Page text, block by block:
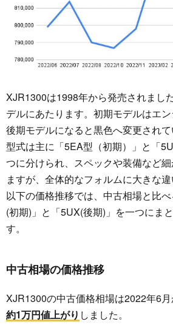
XJR1300は1998年から発売されまし
デルにあたります。初期モデルはエン
後期モデルになると黒色へ変更されて
型式は主に「5EA型（初期）」と「
つに分けられ、スペックや装備など
ますが、全体的なフォルムに大きな違
以下の価格推移では、中古相場と比
(初期)」と「5UX(後期)」を一つにま
す。
中古相場の価格推移
XJR1300の中古価格相場は2022年6月
約1万円値上がり しました。